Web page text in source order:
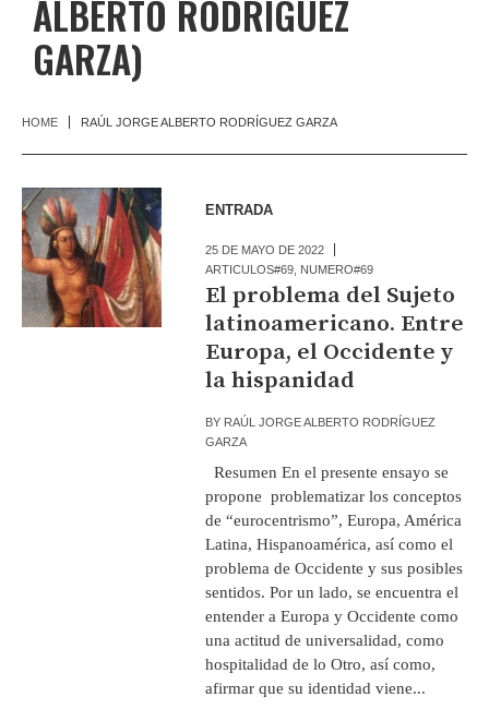
ALBERTO RODRÍGUEZ
GARZA)
HOME RAÚL JORGE ALBERTO RODRÍGUEZ GARZA
ENTRADA
25 DE MAYO DE 2022
ARTICULOS#69 NUMERO#69
El problema del Sujeto
latinoamericano. Entre
Europa, el Occidente y
la hispanidad
BY RAÚL JORGE ALBERTO RODRÍGUEZ
GARZA
Resumen En el presente ensayo se
propone problematizar los conceptos
de “eurocentrismo”, Europa, América
Latina, Hispanoamérica, así como el
problema de Occidente y sus posibles
sentidos. Por un lado, se encuentra el
entender a Europa y Occidente como
una actitud de universalidad, como
hospitalidad de lo Otro, así como,
afirmar que su identidad viene...